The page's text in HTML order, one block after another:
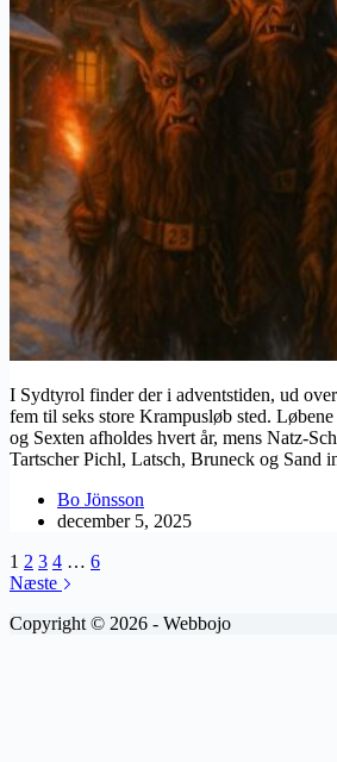
I Sydtyrol finder der i adventstiden, ud
fem til seks store Krampusløb sted.
og Sexten afholdes hvert år, mens Natz-
Tartscher Pichl, Latsch, Bruneck og Sand
Bo Jönsson
december 5, 2025
1 2 3 4 … 6
Næste
Copyright © 2026 - Webbojo